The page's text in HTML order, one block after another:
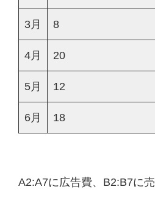
3月 8
4月 20
5月 12
6月 18
A2:A7に広告費、B2:B7に